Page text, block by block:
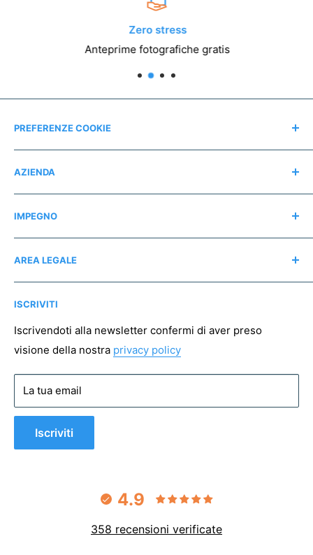
Zero stress
Anteprime fotografiche gratis
PREFERENZE COOKIE
Modifica consensi
AZIENDA
Contatti
Chi siamo
Recensioni
Instagram
Mappa del sito
IMPEGNO
Regali consapevoli
Associazioni no profit
AREA LEGALE
Pagamento sicuro
Spedizioni
Resi
Condizioni di vendita
Privacy policy
Cookie policy
ISCRIVITI
Iscrivendoti alla newsletter confermi di aver preso
visione della nostra privacy policy
La tua email
Iscriviti
4.9
358 recensioni verificate